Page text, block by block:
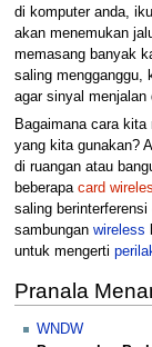
di komputer anda,
akan menemukan
memasang banyak
saling mengganggu,
agar sinyal menjalan
Bagaimana cara kita
yang kita gunakan?
di ruangan atau
beberapa card
saling
sambungan wireless
untuk mengerti
Pranala
WNDW